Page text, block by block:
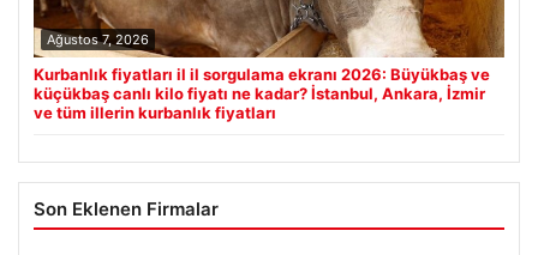
Ağustos 7, 2026
Kurbanlık fiyatları il il sorgulama ekranı 2026: Büyükbaş ve
küçükbaş canlı kilo fiyatı ne kadar? İstanbul, Ankara, İzmir
ve tüm illerin kurbanlık fiyatları
Son Eklenen Firmalar